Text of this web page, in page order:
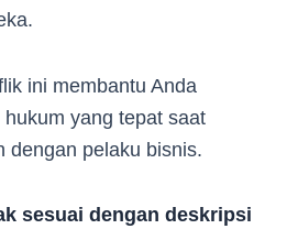
ini membantu Anda
yang tepat saat
dengan pelaku bisnis.
sesuai dengan deskripsi